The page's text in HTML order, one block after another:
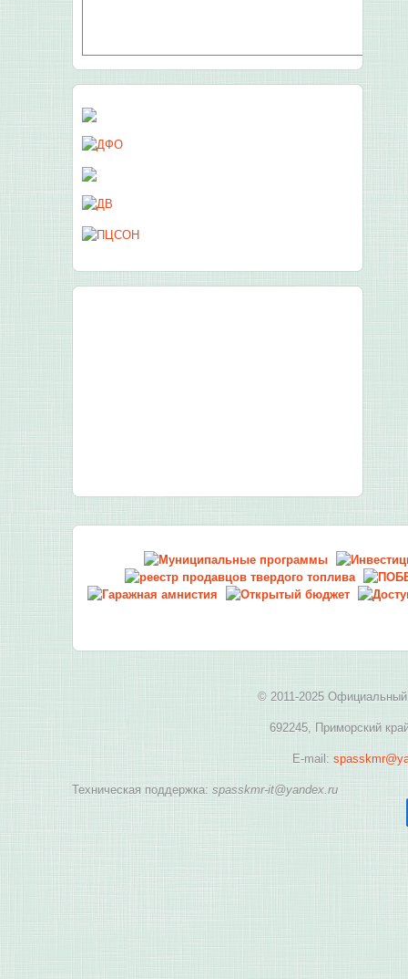
© 2011-2025 Официальный
692245, Приморский
E-mail:
Техническая поддержка: spasskmr-it@yandex.ru